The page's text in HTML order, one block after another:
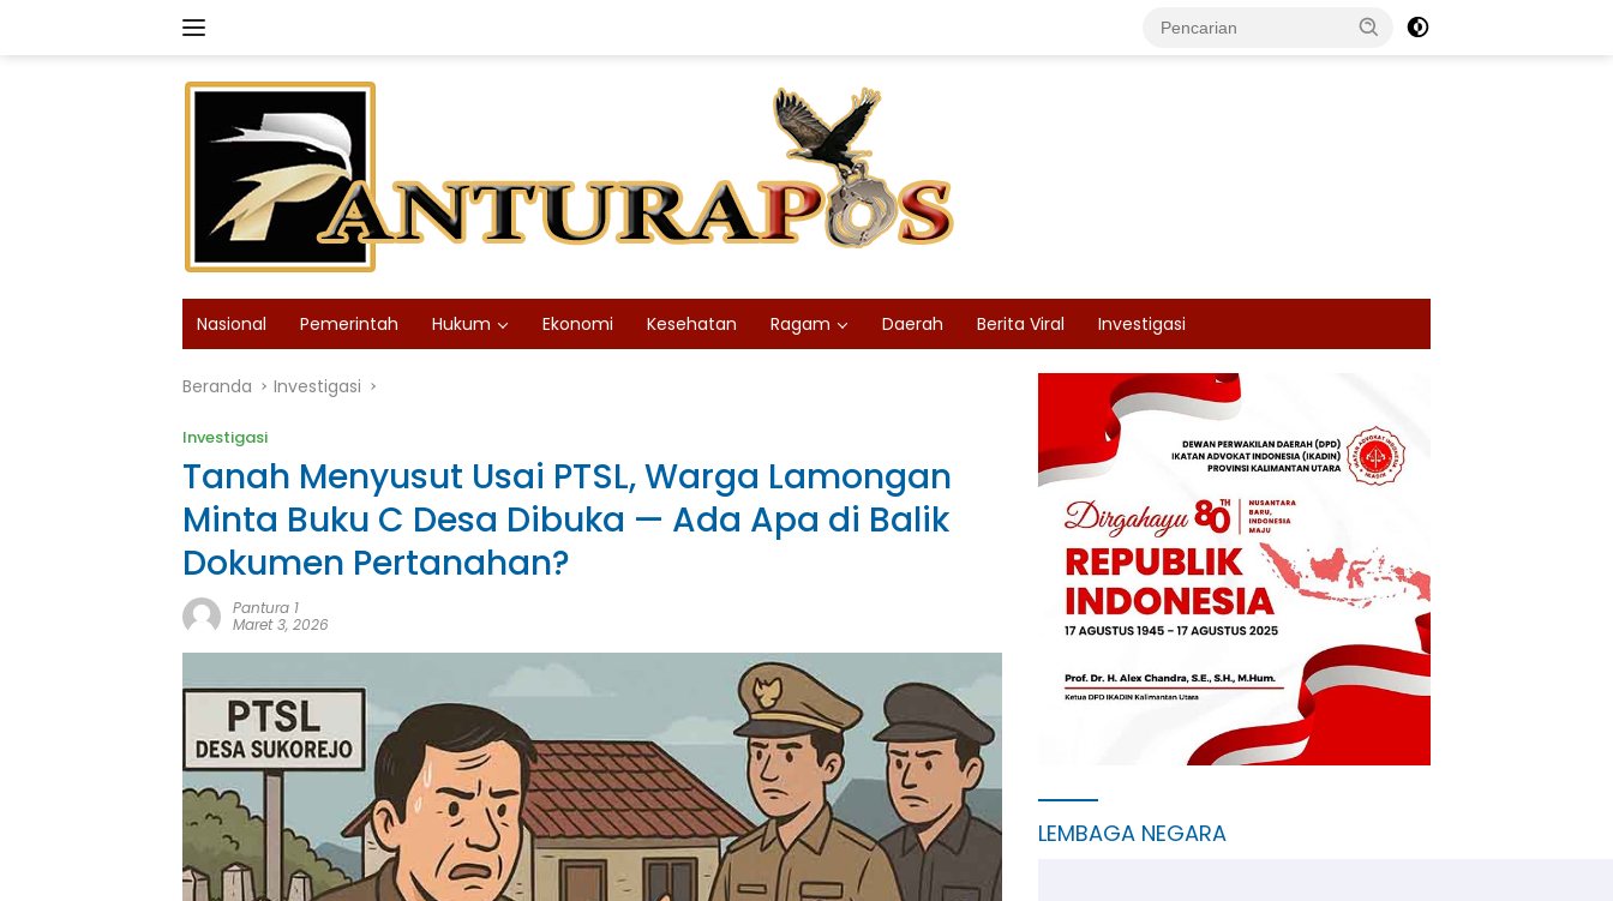
Nasional Pemerintah Hukum Ekonomi Kesehatan Ragam Daerah Berita Viral Investigasi
Beranda Investigasi
Investigasi
Tanah Menyusut Usai PTSL, Warga Lamongan
Minta Buku C Desa Dibuka — Ada Apa di Balik
Dokumen Pertanahan?
Pantura 1
Maret 3, 2026
LEMBAGA NEGARA